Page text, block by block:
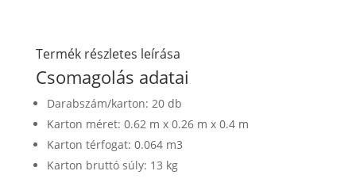
Termék részletes leírása
Csomagolás adatai
Darabszám/karton: 20 db
Karton méret: 0.62 m x 0.26 m x 0.4 m
Karton térfogat: 0.064 m3
Karton bruttó súly: 13 kg